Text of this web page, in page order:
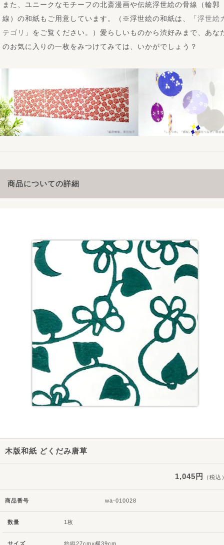
また、ユニークなモチーフの北斎漫画や伝統浮世絵の骨線（輪郭
線）の和紙もご用意しています。（※浮世絵の和紙は、「 浮世絵
テゴリ 」をご覧ください。）愛らしいものから渋好みまで、あな
のお気に入りの一枚をみつけてみては、いかがでしょう？
数量 1枚
サイズ 約縦27cm×横39cm
商品についての詳細
木版和紙 どくだみ唐草
1,045円 （税込
商品番号 wa-010028